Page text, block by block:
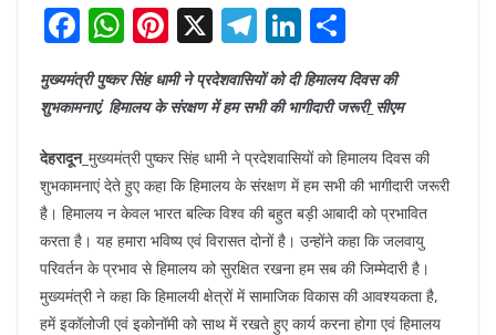
F
a
c
e
b
o
o
k
W
h
at
A
p
p
Pi
nt
er
st
X T
el
e
a
m
Li
n
k
dI
n
h
ar
मुख्यमंत्री पुष्कर सिंह धामी ने प्रदेशवासियों को दी हिमालय दिवस की
शुभकामनाएं, हिमालय के संरक्षण में हम सभी की भागीदारी जरूरी_सीएम
देहरादून_ मुख्यमंत्री पुष्कर सिंह धामी ने प्रदेशवासियों को हिमालय दिवस की
शुभकामनाएं देते हुए कहा कि हिमालय के संरक्षण में हम सभी की भागीदारी जरूरी
है। हिमालय न केवल भारत बल्कि विश्व की बहुत बड़ी आबादी को प्रभावित
करता है। यह हमारा भविष्य एवं विरासत दोनों है। उन्होंने कहा कि जलवायु
परिवर्तन के प्रभाव से हिमालय को सुरक्षित रखना हम सब की जिम्मेदारी है।
मुख्यमंत्री ने कहा कि हिमालयी क्षेत्रों में सामाजिक विकास की आवश्यकता है,
हमें इकॉलोजी एवं इकोनॉमी को साथ में रखते हुए कार्य करना होगा एवं हिमालय